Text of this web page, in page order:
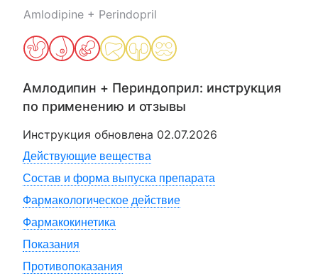
Amlodipine + Perindopril
Амлодипин + Периндоприл: инструкция
по применению и отзывы
Инструкция обновлена 02.07.2026
Действующие вещества
Состав и форма выпуска препарата
Фармакологическое действие
Фармакокинетика
Показания
Противопоказания